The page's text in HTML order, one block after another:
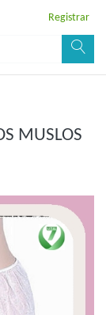
Registrar
MUSLOS